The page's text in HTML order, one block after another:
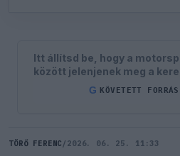
Itt állítsd be, hogy a
között jelenjenek meg a
G KÖVETETT
TÖRŐ FERENC / 2026. 06. 25. 11:33